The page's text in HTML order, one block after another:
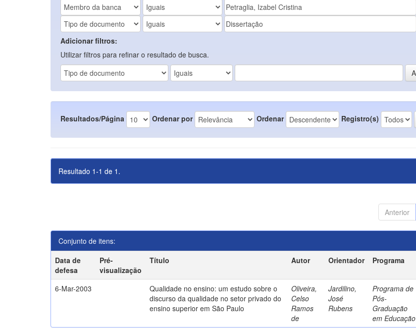
Adicionar filtros:
Utilizar filtros para refinar o resultado de busca.
Resultados/Página Ordenar por Ordenar Registro(s)
Resultado 1-1 de 1.
Anterior
Conjunto de itens:
Data de
defesa
Pré-
visualização
Título Autor Orientador Programa
6-Mar-2003
Qualidade no ensino: um estudo sobre o
discurso da qualidade no setor privado do
ensino superior em São Paulo
Oliveira,
Celso
Ramos
de
Jardilino,
José
Rubens
Programa de
Pós-
Graduação
em Educação